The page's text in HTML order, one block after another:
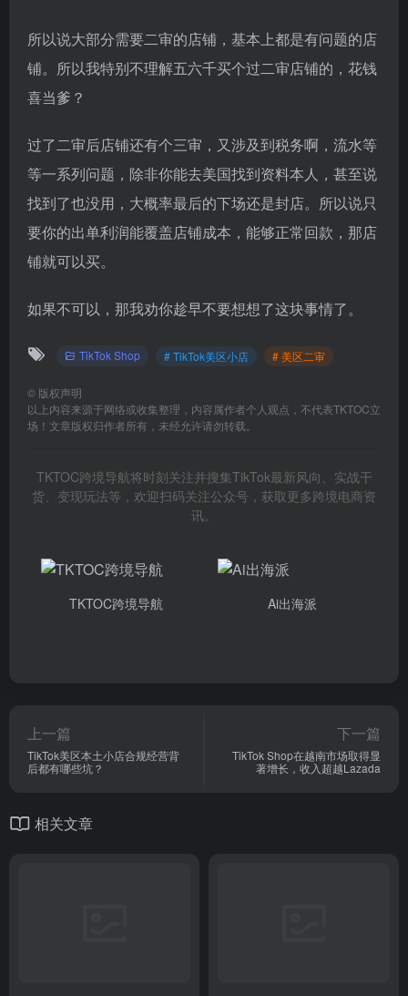
所以说大部分需要二审的店铺，基本上都是有问题的店
铺。所以我特别不理解五六千买个过二审店铺的，花钱
喜当爹？
过了二审后店铺还有个三审，又涉及到税务啊，流水等
等一系列问题，除非你能去美国找到资料本人，甚至说
找到了也没用，大概率最后的下场还是封店。所以说只
要你的出单利润能覆盖店铺成本，能够正常回款，那店
铺就可以买。
如果不可以，那我劝你趁早不要想想了这块事情了。
TikTok Shop # TikTok美区小店 # 美区二审
© 版权声明
以上内容来源于网络或收集整理，内容属作者个人观点，不代表TKTOC立
场！文章版权归作者所有，未经允许请勿转载。
TKTOC跨境导航将时刻关注并搜集TikTok最新风向、实战干
货、变现玩法等，欢迎扫码关注公众号，获取更多跨境电商资
讯。
TKTOC跨境导航 Ai出海派
上一篇
TikTok美区本土小店合规经营背
后都有哪些坑？
下一篇
TikTok Shop在越南市场取得显
著增长，收入超越Lazada
相关文章